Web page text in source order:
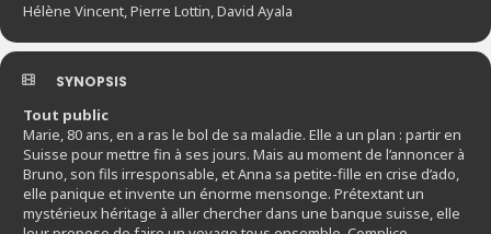
Hélène Vincent, Pierre Lottin, David Ayala
SYNOPSIS
Tout public
Marie, 80 ans, en a ras le bol de sa maladie. Elle a un plan : partir en
Suisse pour mettre fin à ses jours. Mais au moment de l’annoncer à
Bruno, son fils irresponsable, et Anna sa petite-fille en crise d’ado,
elle panique et invente un énorme mensonge. Prétextant un
mystérieux héritage à aller chercher dans une banque suisse, elle